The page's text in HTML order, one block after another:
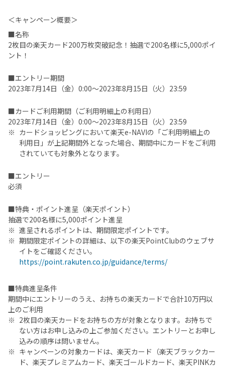
＜キャンペーン概要＞
■名称
2枚目の楽天カード200万枚突破記念！抽選で200名様に5,000ポイ
ント！
■エントリー期間
2023年7月14日（金）0:00～2023年8月15日（火）23:59
■カードご利用期間（ご利用明細上の利用日）
2023年7月14日（金）0:00～2023年8月15日（火）23:59
カードショッピングにおいて楽天e-NAVIの「ご利用明細上の
利用日」が上記期間外となった場合、期間中にカードをご利用
されていても対象外となります。
■エントリー
必須
■特典・ポイント進呈（楽天ポイント）
抽選で200名様に5,000ポイント進呈
進呈されるポイントは、期間限定ポイントです。
期間限定ポイントの詳細は、以下の楽天PointClubのウェブサ
イトをご確認ください。
https://point.rakuten.co.jp/guidance/terms/
■特典進呈条件
期間中にエントリーのうえ、お持ちの楽天カードで合計10万円以
上のご利用
2枚目の楽天カードをお持ちの方が対象となります。お持ちで
ない方はお申し込みの上ご参加ください。エントリーとお申し
込みの順序は問いません。
キャンペーンの対象カードは、楽天カード（楽天ブラックカー
ド、楽天プレミアムカード、楽天ゴールドカード、楽天PINKカ